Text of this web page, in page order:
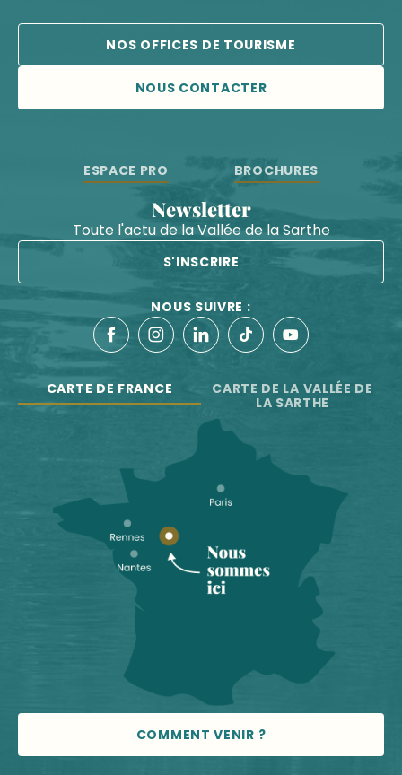
NOS OFFICES DE TOURISME
NOUS CONTACTER
ESPACE PRO BROCHURES
Newsletter
Toute l'actu de la Vallée de la Sarthe
S'INSCRIRE
NOUS SUIVRE :
CARTE DE FRANCE
CARTE DE LA VALLÉE DE
LA SARTHE
COMMENT VENIR ?